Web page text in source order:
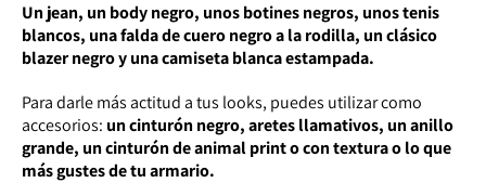
Un jean, un body negro, unos botines negros, unos tenis
blancos, una falda de cuero negro a la rodilla, un clásico
blazer negro y una camiseta blanca estampada.
Para darle más actitud a tus looks, puedes utilizar como
accesorios: un cinturón negro, aretes llamativos, un anillo
grande, un cinturón de animal print o con textura o lo que
más gustes de tu armario.